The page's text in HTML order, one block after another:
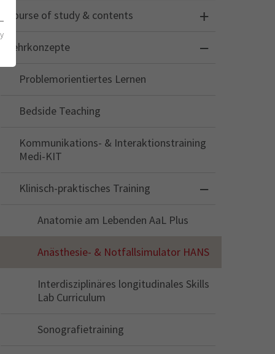
Course of study & contents
Lehrkonzepte
Problemorientiertes Lernen
Bedside Teaching
Kommunikations- & Interaktionstraining
Medi-KIT
Klinisch-praktisches Training
Anatomie am Lebenden AaL Plus
Anästhesie- & Notfallsimulator HANS
Interdisziplinäres longitudinales Skills
Lab Curriculum
Sonografietraining